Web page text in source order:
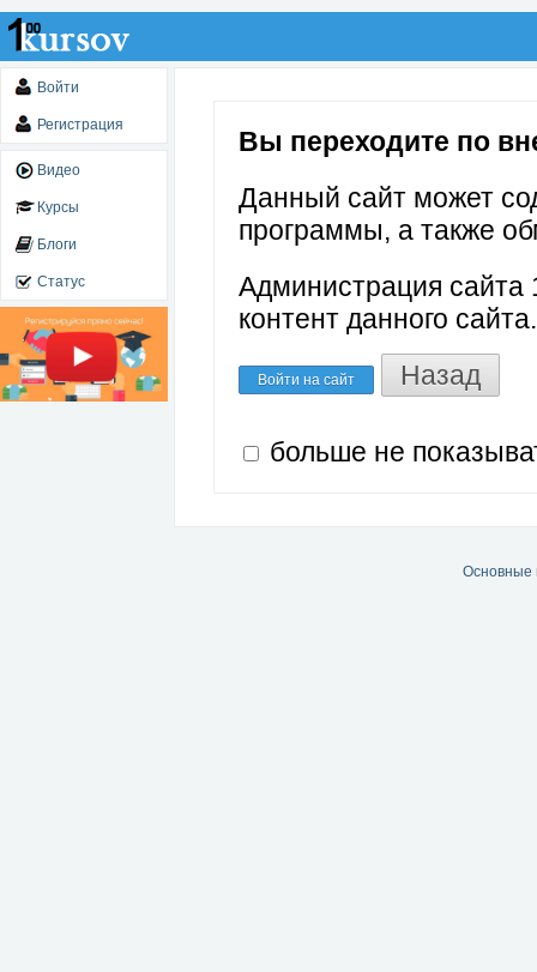
Войти
Регистрация
Видео
Курсы
Блоги
Статус
Вы переходите по
Данный сайт может
программы, а также
Администрация сайта
контент данного сайта.
Войти на сайт Назад
больше не
Основные